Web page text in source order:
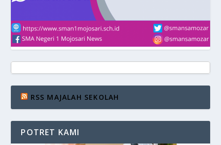
RSS MAJALAH SEKOLAH
POTRET KAMI